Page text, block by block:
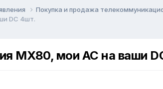
Покупка и продажа
DC 4шт.
MX80, мои AC на ваши